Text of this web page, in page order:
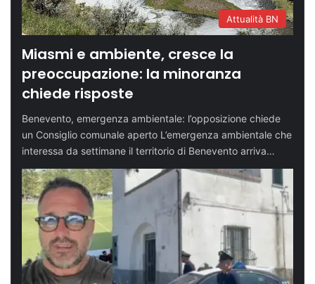
Attualità BN
Miasmi e ambiente, cresce la
preoccupazione: la minoranza
chiede risposte
Benevento, emergenza ambientale: l’opposizione chiede
un Consiglio comunale aperto L’emergenza ambientale che
interessa da settimane il territorio di Benevento arriva…